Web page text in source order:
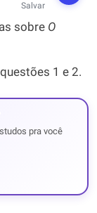
Salvar
sobre O
1 e 2.
pra você